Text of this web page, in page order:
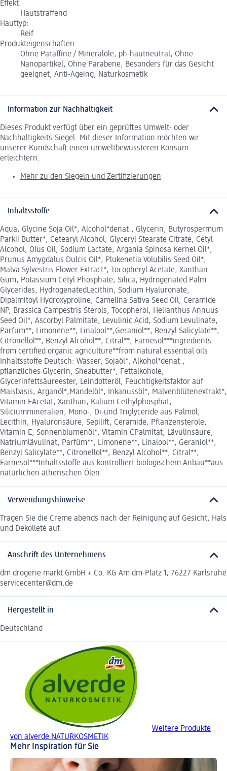
Effekt:
Hautstraffend
Hauttyp:
Reif
Produkteigenschaften:
Ohne Paraffine / Mineralöle, ph-hautneutral, Ohne
Nanopartikel, Ohne Parabene, Besonders für das Gesicht
geeignet, Anti-Ageing, Naturkosmetik
Information zur Nachhaltigkeit
Dieses Produkt verfügt über ein geprüftes Umwelt- oder
Nachhaltigkeits-Siegel. Mit dieser Information möchten wir
unserer Kundschaft einen umweltbewussteren Konsum
erleichtern.
Mehr zu den Siegeln und Zertifizierungen
Inhaltsstoffe
Aqua, Glycine Soja Oil*, Alcohol*denat., Glycerin, Butyrospermum
Parkii Butter*, Cetearyl Alcohol, Glyceryl Stearate Citrate, Cetyl
Alcohol, Olus Oil, Sodium Lactate, Argania Spinosa Kernel Oil*,
Prunus Amygdalus Dulcis Oil*, Plukenetia Volubilis Seed Oil*,
Malva Sylvestris Flower Extract*, Tocopheryl Acetate, Xanthan
Gum, Potassium Cetyl Phosphate, Silica, Hydrogenated Palm
Glycerides, HydrogenatedLecithin, Sodium Hyaluronate,
Dipalmitoyl Hydroxyproline, Camelina Sativa Seed Oil, Ceramide
NP, Brassica Campestris Sterols, Tocopherol, Helianthus Annuus
Seed Oil*, Ascorbyl Palmitate, Levulinic Acid, Sodium Levulinate,
Parfum**, Limonene**, Linalool**,Geraniol**, Benzyl Salicylate**,
Citronellol**, Benzyl Alcohol**, Citral**, Farnesol***ingredients
from certified organic agriculture**from natural essential oils
Inhaltsstoffe Deutsch: Wasser, Sojaöl*, Alkohol*denat.,
pflanzliches Glycerin, Sheabutter*, Fettalkohole,
Glycerinfettsäureester, Leindotteröl, Feuchtigkeitsfaktor auf
Maisbasis, Arganöl*,Mandelöl*, Inkanussöl*, Malvenblütenextrakt*,
Vitamin EAcetat, Xanthan, Kalium Cethylphosphat,
Siliciummineralien, Mono-, Di-und Triglyceride aus Palmöl,
Lecithin, Hyaluronsäure, Sepilift, Ceramide, Pflanzensterole,
Vitamin E, Sonnenblumenöl*, Vitamin CPalmitat, Lävulinsäure,
Natriumlävulinat, Parfüm**, Limonene**, Linalool**, Geraniol**,
Benzyl Salicylate**, Citronellol**, Benzyl Alcohol**, Citral**,
Farnesol***Inhaltsstoffe aus kontrolliert biologischem Anbau**aus
natürlichen ätherischen Ölen
Verwendungshinweise
Tragen Sie die Creme abends nach der Reinigung auf Gesicht, Hals
und Dekolleté auf.
Anschrift des Unternehmens
dm drogerie markt GmbH + Co. KG Am dm-Platz 1, 76227 Karlsruhe
servicecenter@dm.de
Hergestellt in
Deutschland
Weitere Produkte
von alverde NATURKOSMETIK
Mehr Inspiration für Sie